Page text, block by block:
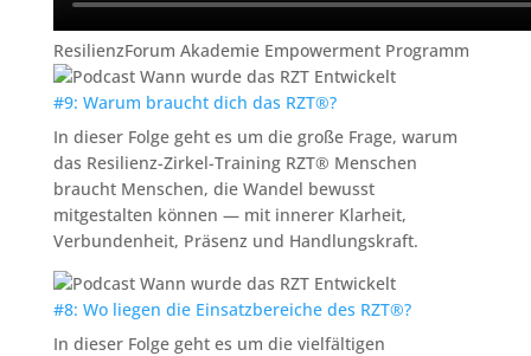
ResilienzForum Akademie Empowerment Programm
#9: Warum braucht dich das RZT®?
In dieser Folge geht es um die große Frage, warum
das Resilienz-Zirkel-Training RZT® Menschen
braucht Menschen, die Wandel bewusst
mitgestalten können — mit innerer Klarheit,
Verbundenheit, Präsenz und Handlungskraft.
#8: Wo liegen die Einsatzbereiche des RZT®?
In dieser Folge geht es um die vielfältigen